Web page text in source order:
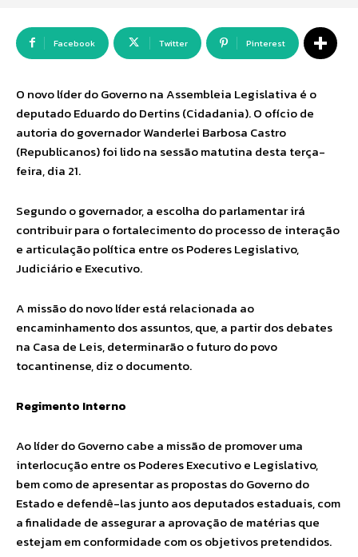
Facebook Twitter Pinterest
O novo líder do Governo na Assembleia Legislativa é o
deputado Eduardo do Dertins (Cidadania). O ofício de
autoria do governador Wanderlei Barbosa Castro
(Republicanos) foi lido na sessão matutina desta terça-
feira, dia 21.
Segundo o governador, a escolha do parlamentar irá
contribuir para o fortalecimento do processo de interação
e articulação política entre os Poderes Legislativo,
Judiciário e Executivo.
A missão do novo líder está relacionada ao
encaminhamento dos assuntos, que, a partir dos debates
na Casa de Leis, determinarão o futuro do povo
tocantinense, diz o documento.
Regimento Interno
Ao líder do Governo cabe a missão de promover uma
interlocução entre os Poderes Executivo e Legislativo,
bem como de apresentar as propostas do Governo do
Estado e defendê-las junto aos deputados estaduais, com
a finalidade de assegurar a aprovação de matérias que
estejam em conformidade com os objetivos pretendidos.